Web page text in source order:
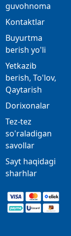
guvohnoma
Kontaktlar
Buyurtma
berish yo'li
Yetkazib
berish, To'lov,
Qaytarish
Dorixonalar
Tez-tez
so'raladigan
savollar
Sayt haqidagi
sharhlar